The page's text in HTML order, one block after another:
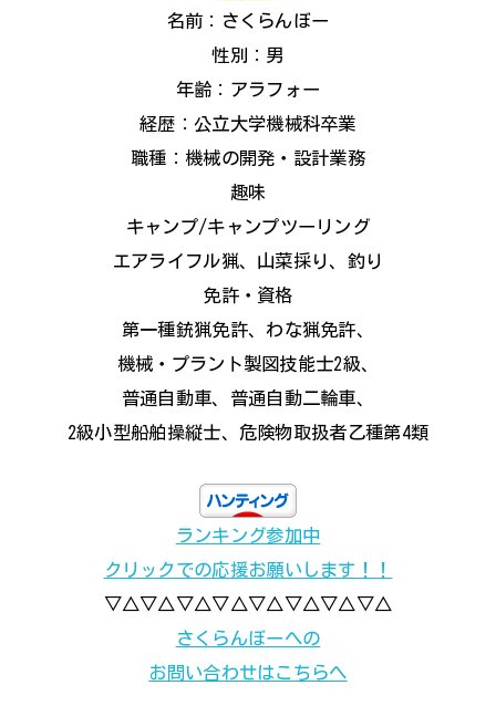
名前：さくらんぼー
性別：男
年齢：アラフォー
経歴：公立大学機械科卒業
職種：機械の開発・設計業務
趣味
キャンプ/キャンプツーリング
エアライフル猟、山菜採り、釣り
免許・資格
第一種銃猟免許、わな猟免許、
機械・プラント製図技能士2級、
普通自動車、普通自動二輪車、
2級小型船舶操縦士、危険物取扱者乙種第4類
ランキング参加中
クリックでの応援お願いします！！
▽△▽△▽△▽△▽△▽△▽△▽△
さくらんぼーへの
お問い合わせはこちらへ